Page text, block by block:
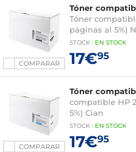
COMPARAR
Tóner
Tóner
páginas al 5%)
STOCK : EN STOCK
17€95
COMPARAR
Tóner
compatible HP
5%) Cian
STOCK : EN STOCK
17€95